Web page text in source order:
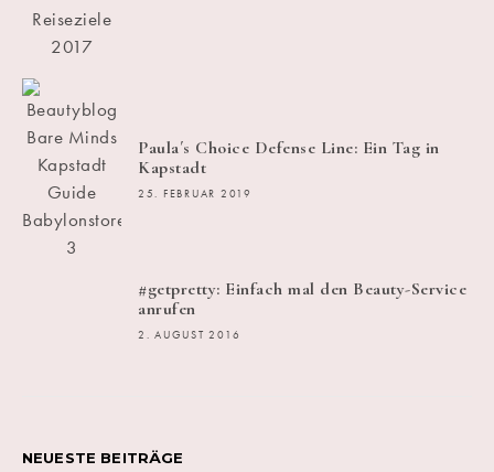
Paula´s Choice Defense Line: Ein Tag in
Kapstadt
25. FEBRUAR 2019
#getpretty: Einfach mal den Beauty-Service
anrufen
2. AUGUST 2016
NEUESTE BEITRÄGE